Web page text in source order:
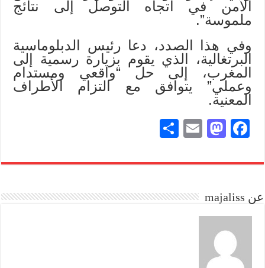
الأمن في اتجاه التوصل إلى نتائج
ملموسة”.
وفي هذا الصدد، دعا رئيس الدبلوماسية
البرتغالية، الذي يقوم بزيارة رسمية إلى
المغرب، إلى حل “واقعي ومستدام
وعملي” يتوافق مع التزام الأطراف
المعنية.
Fa
bo
M
to
n
E
ail
re
عن majaliss